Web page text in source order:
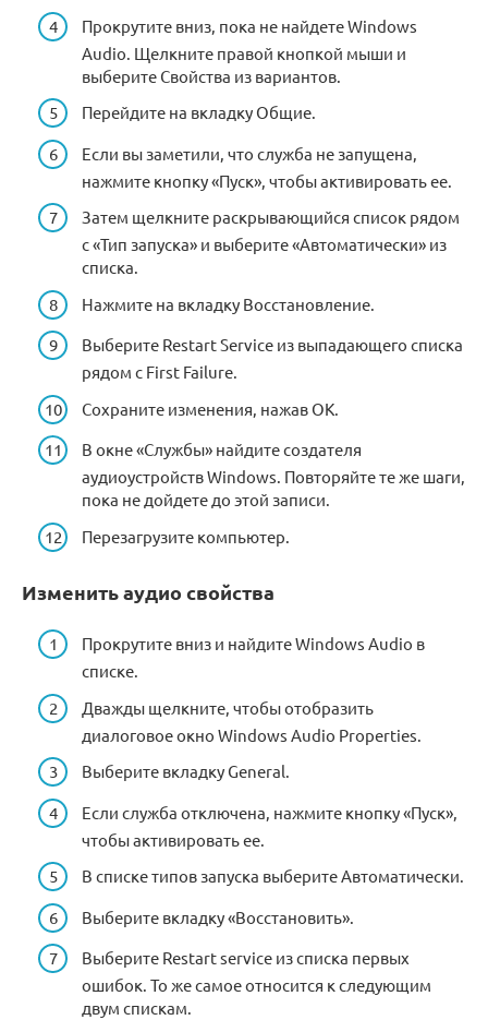
Прокрутите вниз, пока не найдете Windows
Audio. Щелкните правой кнопкой мыши и
выберите Свойства из вариантов.
Перейдите на вкладку Общие.
Если вы заметили, что служба не запущена,
нажмите кнопку «Пуск», чтобы активировать ее.
Затем щелкните раскрывающийся список рядом
с «Тип запуска» и выберите «Автоматически» из
списка.
Нажмите на вкладку Восстановление.
Выберите Restart Service из выпадающего списка
рядом с First Failure.
Сохраните изменения, нажав OK.
В окне «Службы» найдите создателя
аудиоустройств Windows. Повторяйте те же шаги,
пока не дойдете до этой записи.
Перезагрузите компьютер.
Изменить аудио свойства
Прокрутите вниз и найдите Windows Audio в
списке.
Дважды щелкните, чтобы отобразить
диалоговое окно Windows Audio Properties.
Выберите вкладку General.
Если служба отключена, нажмите кнопку «Пуск»,
чтобы активировать ее.
В списке типов запуска выберите Автоматически.
Выберите вкладку «Восстановить».
Выберите Restart service из списка первых
ошибок. То же самое относится к следующим
двум спискам.